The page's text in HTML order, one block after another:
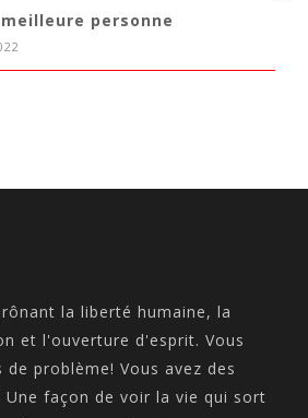
personne
la liberté humaine, la
et l'ouverture d'esprit. Vous
de problème! Vous avez des
Une façon de voir la vie qui sort